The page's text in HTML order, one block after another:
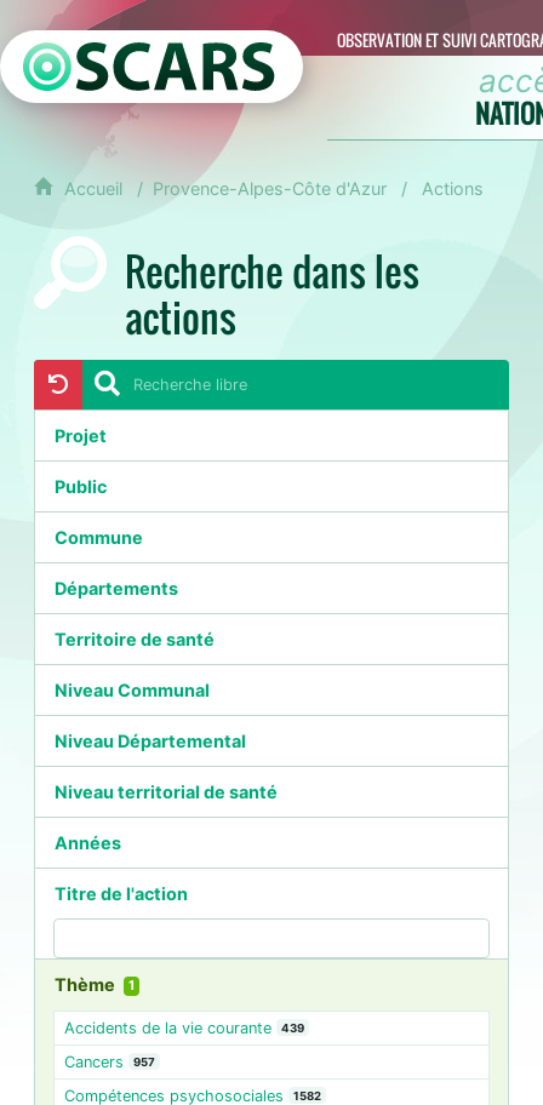
OBSERVATION ET SUIVI
Accueil Provence-Alpes-Côte d'Azur Actions
Recherche dans les
actions
Projet
Public
Commune
Départements
Territoire de santé
Niveau Communal
Niveau Départemental
Niveau territorial de santé
Années
Titre de l'action
Thème 1
Accidents de la vie courante 439
Cancers 957
Compétences psychosociales 1582